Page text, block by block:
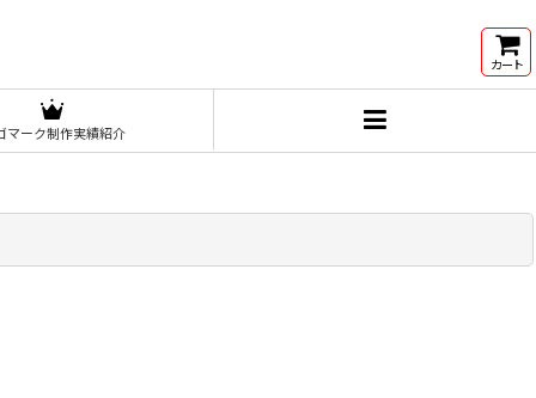
カート
マーク制作実績紹介